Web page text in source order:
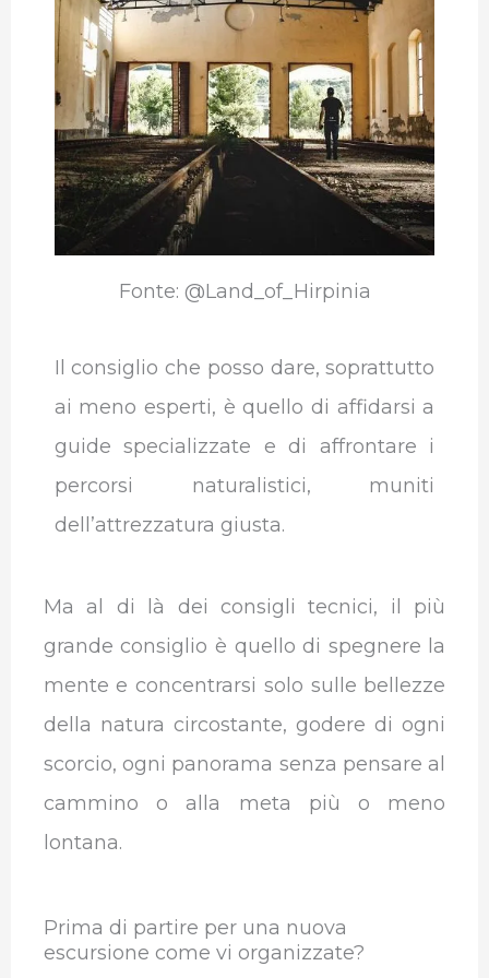
Fonte: @Land_of_Hirpinia
Il consiglio che posso dare, soprattutto
ai meno esperti, è quello di affidarsi a
guide specializzate e di affrontare i
percorsi naturalistici, muniti
dell’attrezzatura giusta.
Ma al di là dei consigli tecnici, il più
grande consiglio è quello di spegnere la
mente e concentrarsi solo sulle bellezze
della natura circostante, godere di ogni
scorcio, ogni panorama senza pensare al
cammino o alla meta più o meno
lontana.
Prima di partire per una nuova
escursione come vi organizzate?